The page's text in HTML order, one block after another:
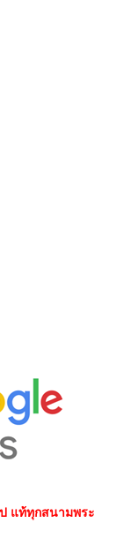
แท้ทุกสนามพระ